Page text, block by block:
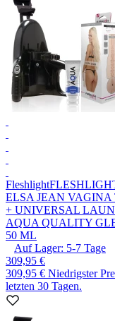
Fleshlight
ELSA JEAN VAGINA
+ UNIVERSAL
AQUA QUALITY
50 ML
Auf Lager: 5-7 Tage
309,95 €
309,95 € Niedrigster
letzten 30 Tagen.